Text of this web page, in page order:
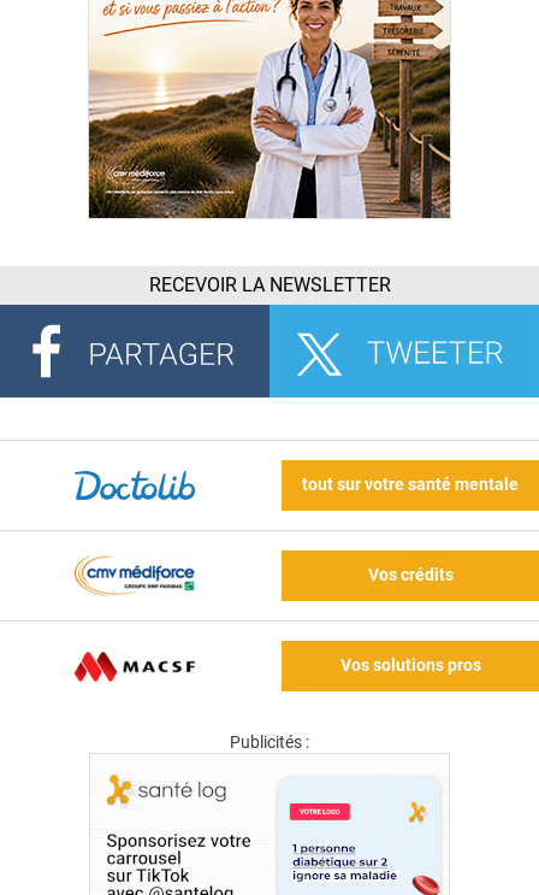
RECEVOIR LA NEWSLETTER
tout sur votre santé mentale
Vos crédits
Vos solutions pros
Publicités :